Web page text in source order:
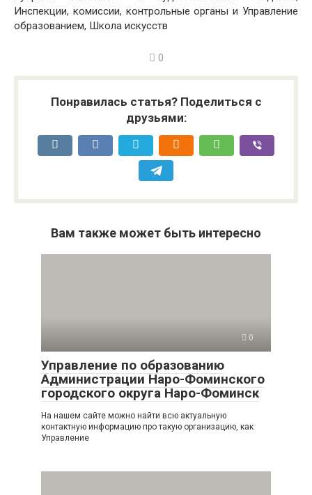
Инспекции, комиссии, контрольные органы и Управление
образованием, Школа искусств
0
Понравилась статья? Поделиться с
друзьями:
Вам также может быть интересно
0
Управление по образованию
Администрации Наро-Фоминского
городского округа Наро-Фоминск
На нашем сайте можно найти всю актуальную
контактную информацию про такую организацию, как
Управление